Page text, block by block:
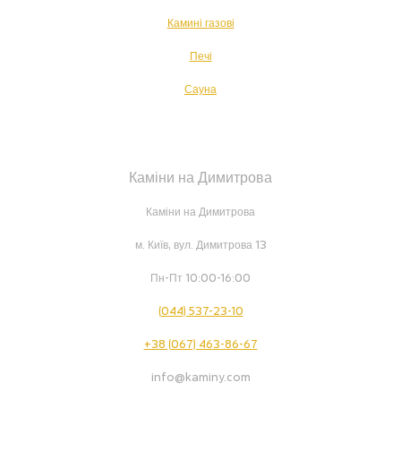
Камині газові
Печі
Сауна
Каміни на Димитрова
Каміни на Димитрова
м. Київ, вул. Димитрова 13
Пн-Пт 10:00-16:00
(044) 537-23-10
+38 (067) 463-86-67
info@kaminy.com